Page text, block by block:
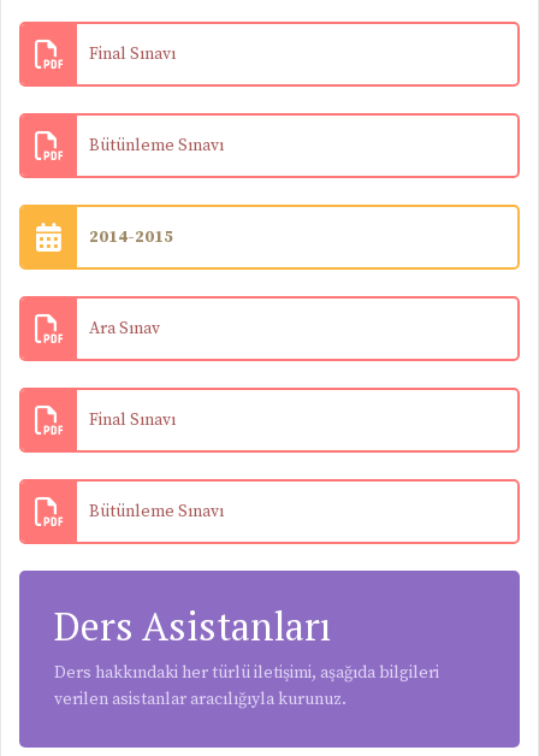
Final Sınavı
Bütünleme Sınavı
2014-2015
Ara Sınav
Final Sınavı
Bütünleme Sınavı
Ders Asistanları
Ders hakkındaki her türlü iletişimi, aşağıda bilgileri
verilen asistanlar aracılığıyla kurunuz.